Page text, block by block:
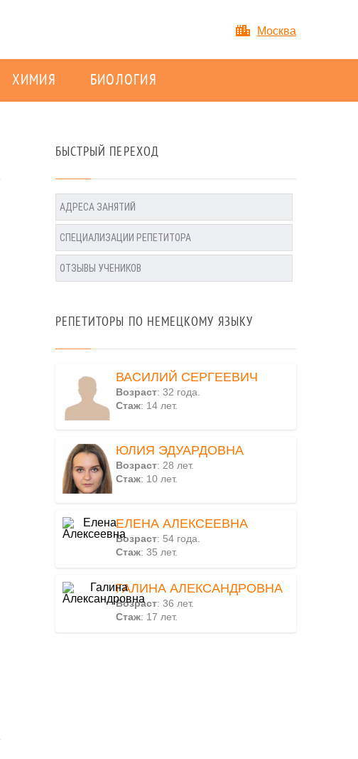
Москва
ХИМИЯ БИОЛОГИЯ
БЫСТРЫЙ ПЕРЕХОД
АДРЕСА ЗАНЯТИЙ
СПЕЦИАЛИЗАЦИИ РЕПЕТИТОРА
ОТЗЫВЫ УЧЕНИКОВ
РЕПЕТИТОРЫ ПО НЕМЕЦКОМУ ЯЗЫКУ
ВАСИЛИЙ СЕРГЕЕВИЧ
Возраст: 32 года.
Стаж: 14 лет.
ЮЛИЯ ЭДУАРДОВНА
Возраст: 28 лет.
Стаж: 10 лет.
ЕЛЕНА АЛЕКСЕЕВНА
Возраст: 54 года.
Стаж: 35 лет.
ГАЛИНА АЛЕКСАНДРОВНА
Возраст: 36 лет.
Стаж: 17 лет.